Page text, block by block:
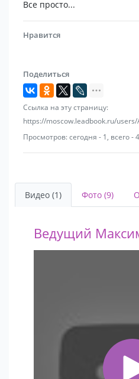
Все просто...
Нравится
Поделиться
Ссылка на эту страницу:
https://moscow.leadbook.ru/
Просмотров: сегодня - 1, всего -
Видео (1) Фото (9)
Ведущий